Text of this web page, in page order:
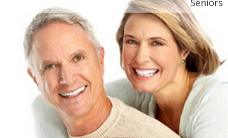
Séniors